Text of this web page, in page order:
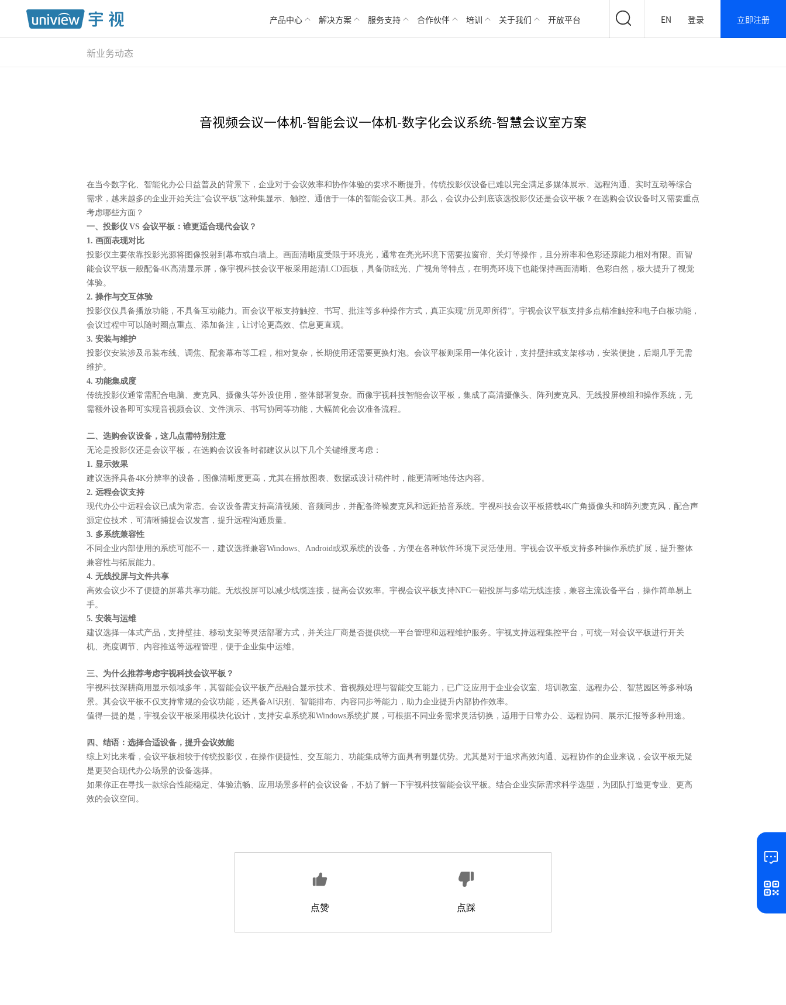
产品中心 解决方案 服务支持 合作伙伴 培训 关于我们 开放平台 EN 登录 立即注册
新业务动态
音视频会议一体机-智能会议一体机-数字化会议系统-智慧会议室方案
在当今数字化、智能化办公日益普及的背景下，企业对于会议效率和协作体验的要求不断提升。传统投影仪设备已难以完全满足多媒体展示、远程沟通、实时互动等综合
需求，越来越多的企业开始关注“会议平板”这种集显示、触控、通信于一体的智能会议工具。那么，会议办公到底该选投影仪还是会议平板？在选购会议设备时又需要重点
考虑哪些方面？
一、投影仪 VS 会议平板：谁更适合现代会议？
1. 画面表现对比
投影仪主要依靠投影光源将图像投射到幕布或白墙上。画面清晰度受限于环境光，通常在亮光环境下需要拉窗帘、关灯等操作，且分辨率和色彩还原能力相对有限。而智
能会议平板一般配备4K高清显示屏，像宇视科技会议平板采用超清LCD面板，具备防眩光、广视角等特点，在明亮环境下也能保持画面清晰、色彩自然，极大提升了视觉
体验。
2. 操作与交互体验
投影仪仅具备播放功能，不具备互动能力。而会议平板支持触控、书写、批注等多种操作方式，真正实现“所见即所得”。宇视会议平板支持多点精准触控和电子白板功能，
会议过程中可以随时圈点重点、添加备注，让讨论更高效、信息更直观。
3. 安装与维护
投影仪安装涉及吊装布线、调焦、配套幕布等工程，相对复杂，长期使用还需要更换灯泡。会议平板则采用一体化设计，支持壁挂或支架移动，安装便捷，后期几乎无需
维护。
4. 功能集成度
传统投影仪通常需配合电脑、麦克风、摄像头等外设使用，整体部署复杂。而像宇视科技智能会议平板，集成了高清摄像头、阵列麦克风、无线投屏模组和操作系统，无
需额外设备即可实现音视频会议、文件演示、书写协同等功能，大幅简化会议准备流程。
二、选购会议设备，这几点需特别注意
无论是投影仪还是会议平板，在选购会议设备时都建议从以下几个关键维度考虑：
1. 显示效果
建议选择具备4K分辨率的设备，图像清晰度更高，尤其在播放图表、数据或设计稿件时，能更清晰地传达内容。
2. 远程会议支持
现代办公中远程会议已成为常态。会议设备需支持高清视频、音频同步，并配备降噪麦克风和远距拾音系统。宇视科技会议平板搭载4K广角摄像头和8阵列麦克风，配合声
源定位技术，可清晰捕捉会议发言，提升远程沟通质量。
3. 多系统兼容性
不同企业内部使用的系统可能不一，建议选择兼容Windows、Android或双系统的设备，方便在各种软件环境下灵活使用。宇视会议平板支持多种操作系统扩展，提升整体
兼容性与拓展能力。
4. 无线投屏与文件共享
高效会议少不了便捷的屏幕共享功能。无线投屏可以减少线缆连接，提高会议效率。宇视会议平板支持NFC一碰投屏与多端无线连接，兼容主流设备平台，操作简单易上
手。
5. 安装与运维
建议选择一体式产品，支持壁挂、移动支架等灵活部署方式，并关注厂商是否提供统一平台管理和远程维护服务。宇视支持远程集控平台，可统一对会议平板进行开关
机、亮度调节、内容推送等远程管理，便于企业集中运维。
三、为什么推荐考虑宇视科技会议平板？
宇视科技深耕商用显示领域多年，其智能会议平板产品融合显示技术、音视频处理与智能交互能力，已广泛应用于企业会议室、培训教室、远程办公、智慧园区等多种场
景。其会议平板不仅支持常规的会议功能，还具备AI识别、智能排布、内容同步等能力，助力企业提升内部协作效率。
值得一提的是，宇视会议平板采用模块化设计，支持安卓系统和Windows系统扩展，可根据不同业务需求灵活切换，适用于日常办公、远程协同、展示汇报等多种用途。
四、结语：选择合适设备，提升会议效能
综上对比来看，会议平板相较于传统投影仪，在操作便捷性、交互能力、功能集成等方面具有明显优势。尤其是对于追求高效沟通、远程协作的企业来说，会议平板无疑
是更契合现代办公场景的设备选择。
如果你正在寻找一款综合性能稳定、体验流畅、应用场景多样的会议设备，不妨了解一下宇视科技智能会议平板。结合企业实际需求科学选型，为团队打造更专业、更高
效的会议空间。